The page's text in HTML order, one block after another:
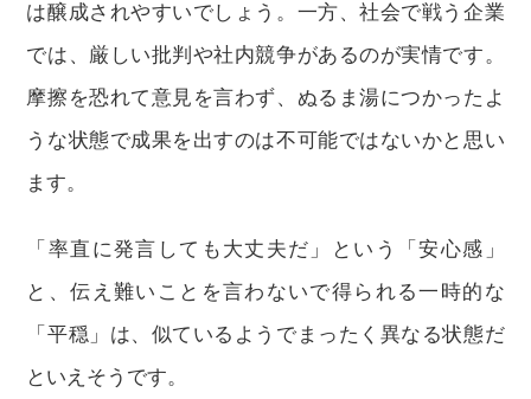
は醸成されやすいでしょう。一方、社会で戦う企業
では、厳しい批判や社内競争があるのが実情です。
摩擦を恐れて意見を言わず、ぬるま湯につかったよ
うな状態で成果を出すのは不可能ではないかと思い
ます。
「率直に発言しても大丈夫だ」という「安心感」
と、伝え難いことを言わないで得られる一時的な
「平穏」は、似ているようでまったく異なる状態だ
といえそうです。